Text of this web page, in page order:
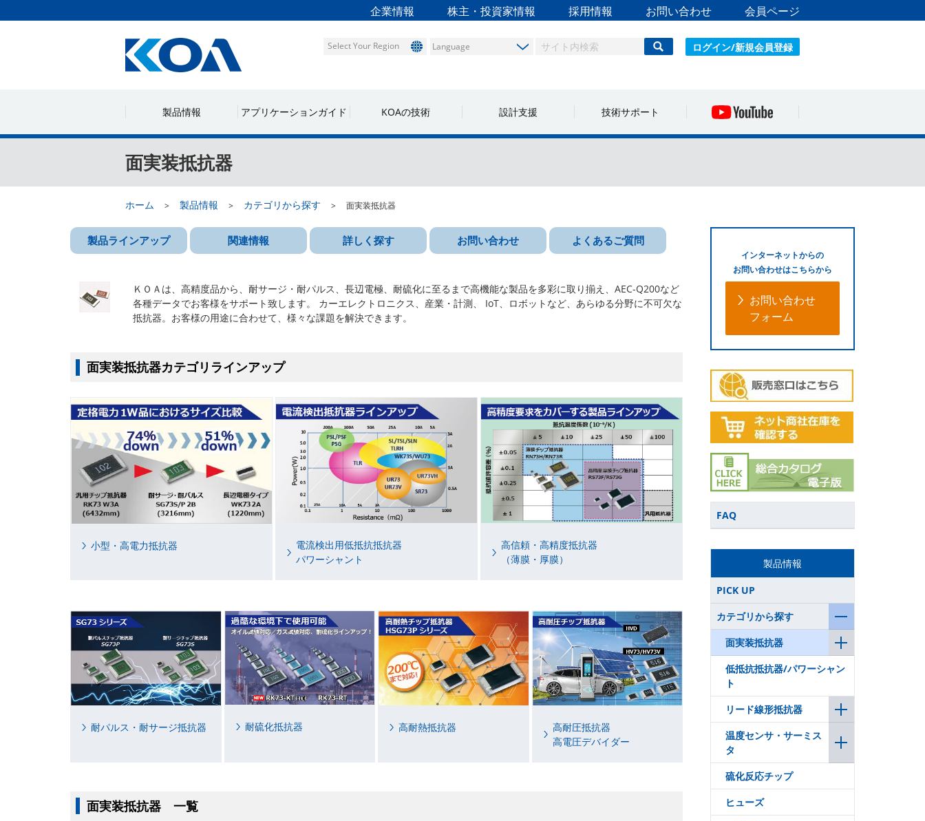
企業情報 株主・投資家情報 採用情報 お問い合わせ 会員ページ
ログイン/新規会員登録
Select Your Region
製品情報 アプリケーションガイド KOAの技術 設計支援 技術サポート
面実装抵抗器
ホーム 製品情報 カテゴリから探す 面実装抵抗器
製品ラインアップ 関連情報 詳しく探す お問い合わせ よくあるご質問
ＫＯＡは、高精度品から、耐サージ・耐パルス、長辺電極、耐硫化に至るまで高機能な製品を多彩に取り揃え、AEC-Q200など
各種データでお客様をサポート致します。 カーエレクトロニクス、産業・計測、 IoT、ロボットなど、あらゆる分野に不可欠な
抵抗器。お客様の用途に合わせて、様々な課題を解決できます。
面実装抵抗器カテゴリラインアップ
小型・高電力抵抗器
電流検出用低抵抗抵抗器
パワーシャント
高信頼・高精度抵抗器
（薄膜・厚膜）
耐パルス・耐サージ抵抗器 耐硫化抵抗器 高耐熱抵抗器
高耐圧抵抗器
高電圧デバイダー
面実装抵抗器 一覧
インターネットからの
お問い合わせはこちらから
お問い合わせ
フォーム
FAQ
製品情報
PICK UP
カテゴリから探す
面実装抵抗器
低抵抗抵抗器/パワーシャン
ト
リード線形抵抗器
温度センサ・サーミス
タ
硫化反応チップ
ヒューズ